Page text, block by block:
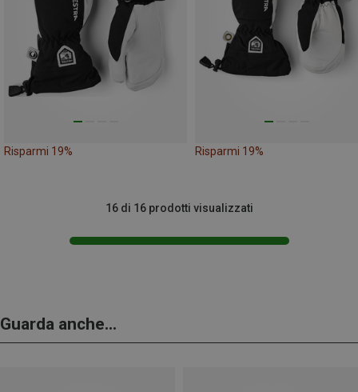
Risparmi 19% Risparmi 19%
16 di 16 prodotti visualizzati
Guarda anche...